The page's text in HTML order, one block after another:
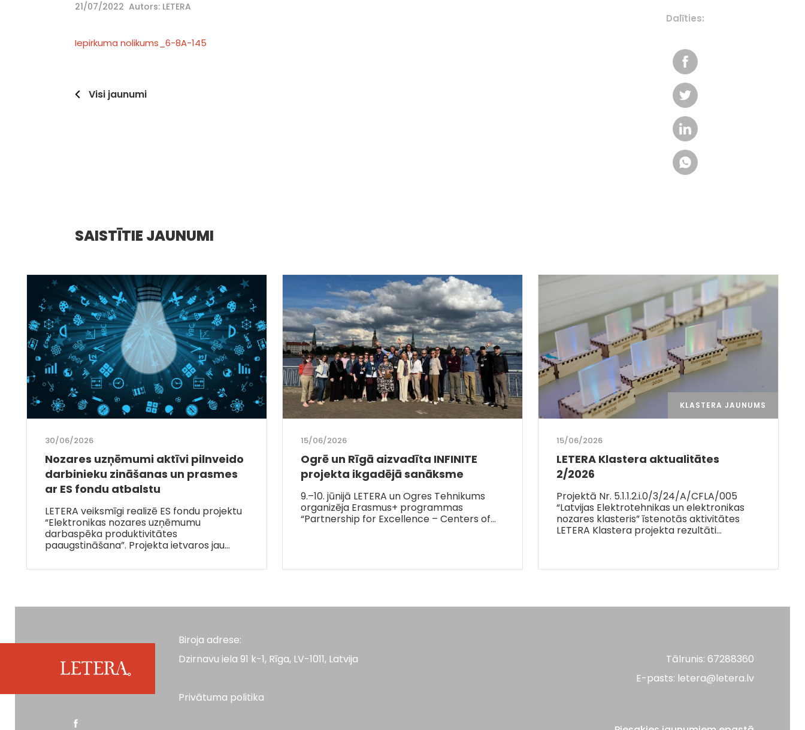
21/07/2022 Autors: LETERA
Iepirkuma nolikums_6-8A-145
Visi jaunumi
Dalīties:
SAISTĪTIE JAUNUMI
30/06/2026
Nozares uzņēmumi aktīvi pilnveido
darbinieku zināšanas un prasmes
ar ES fondu atbalstu
LETERA veiksmīgi realizē ES fondu projektu
“Elektronikas nozares uzņēmumu
darbaspēka produktivitātes
paaugstināšana”. Projekta ietvaros jau…
15/06/2026
Ogrē un Rīgā aizvadīta INFINITE
projekta ikgadējā sanāksme
9.–10. jūnijā LETERA un Ogres Tehnikums
organizēja Erasmus+ programmas
“Partnership for Excellence – Centers of…
KLASTERA JAUNUMS
15/06/2026
LETERA Klastera aktualitātes
2/2026
Projektā Nr. 5.1.1.2.i.0/3/24/A/CFLA/005
“Latvijas Elektrotehnikas un elektronikas
nozares klasteris” īstenotās aktivitātes
LETERA Klastera projekta rezultāti…
Biroja adrese:
Dzirnavu iela 91 k-1, Rīga, LV-1011, Latvija
Privātuma politika
Tālrunis: 67288360
E-pasts: letera@letera.lv